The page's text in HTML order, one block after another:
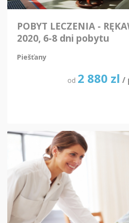
POBYT LECZENIA -
2020, 6-8 dni pobytu
Piešťany
od 2 880 zl /